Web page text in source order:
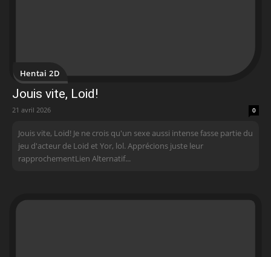
Hentai 2D
Jouis vite, Loid!
21 avril 2026 0
Jouis vite, Loid! Je ne crois qu'un sexe aussi intense fasse partie du
jeu d'acteur de Loid et Yor, lol. Apprécions juste leur
rapprochementLien Alternatif...